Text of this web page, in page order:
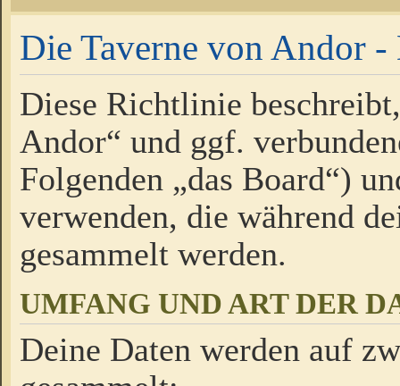
Die Taverne von Andor
Diese Richtlinie
Andor“ und ggf.
Folgenden „das Board“)
verwenden, die während
gesammelt werden.
UMFANG UND ART DER
Deine Daten werden auf